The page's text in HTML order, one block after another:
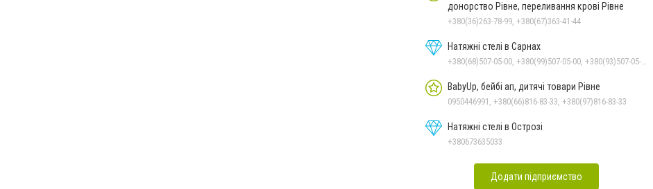
донорство Рівне, переливання крові Рівне
+380(36)263-78-99, +380(67)363-41-44
Натяжні стелі в Сарнах
+380(68)507-05-00, +380(99)507-05-00, +380(93)507-05-00
BabyUp, бейбі ап, дитячі товари Рівне
0950446991, +380(66)816-83-33, +380(97)816-83-33
Натяжні стелі в Острозі
+380673635033
Додати підприємство